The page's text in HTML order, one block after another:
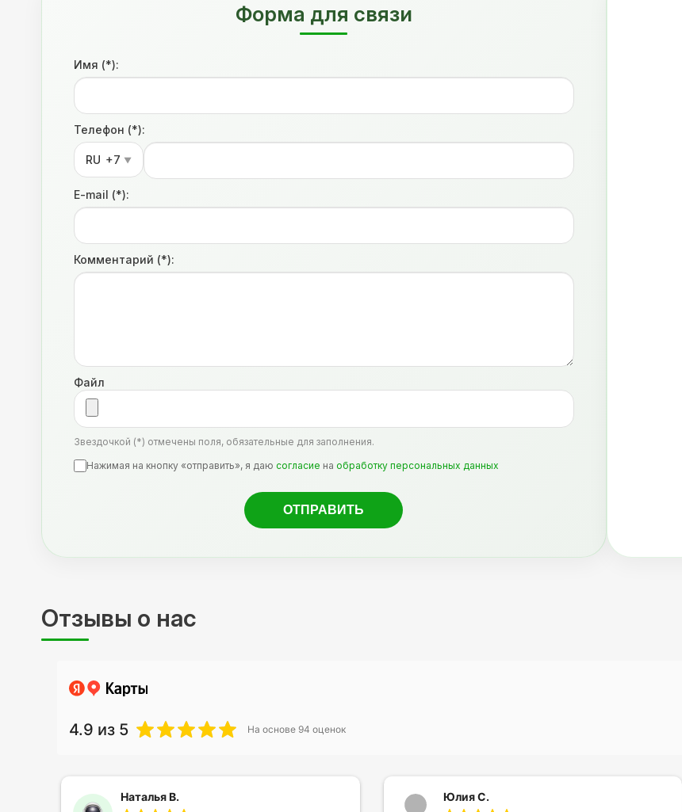
Форма для связи
Имя (*):
Телефон (*):
RU +7 ▼
E-mail (*):
Комментарий (*):
Файл
Звездочкой (*) отмечены поля, обязательные для заполнения.
Нажимая на кнопку «отправить», я даю согласие на обработку персональных данных
Отзывы о нас
4.9 из 5 На основе 94 оценок
Наталья В. Юлия С.